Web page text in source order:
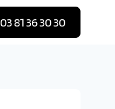
03 81 36 30 30